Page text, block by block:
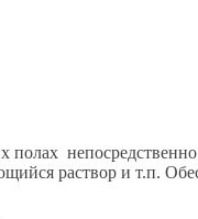
раствор и т.п.